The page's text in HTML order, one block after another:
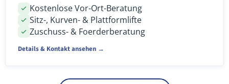
Kostenlose Vor-Ort-Beratung
Sitz-, Kurven- & Plattformlifte
Zuschuss- & Foerderberatung
Details & Kontakt ansehen →